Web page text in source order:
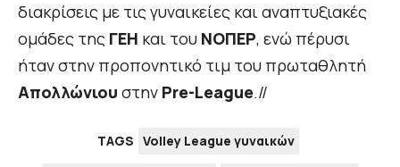
διακρίσεις με τις γυναικείες και αναπτυξιακές
ομάδες της ΓΕΗ και του ΝΟΠΕΡ, ενώ πέρυσι
ήταν στην προπονητικό τιμ του πρωταθλητή
Απολλώνιου στην Pre-League.//
TAGS Volley League γυναικών